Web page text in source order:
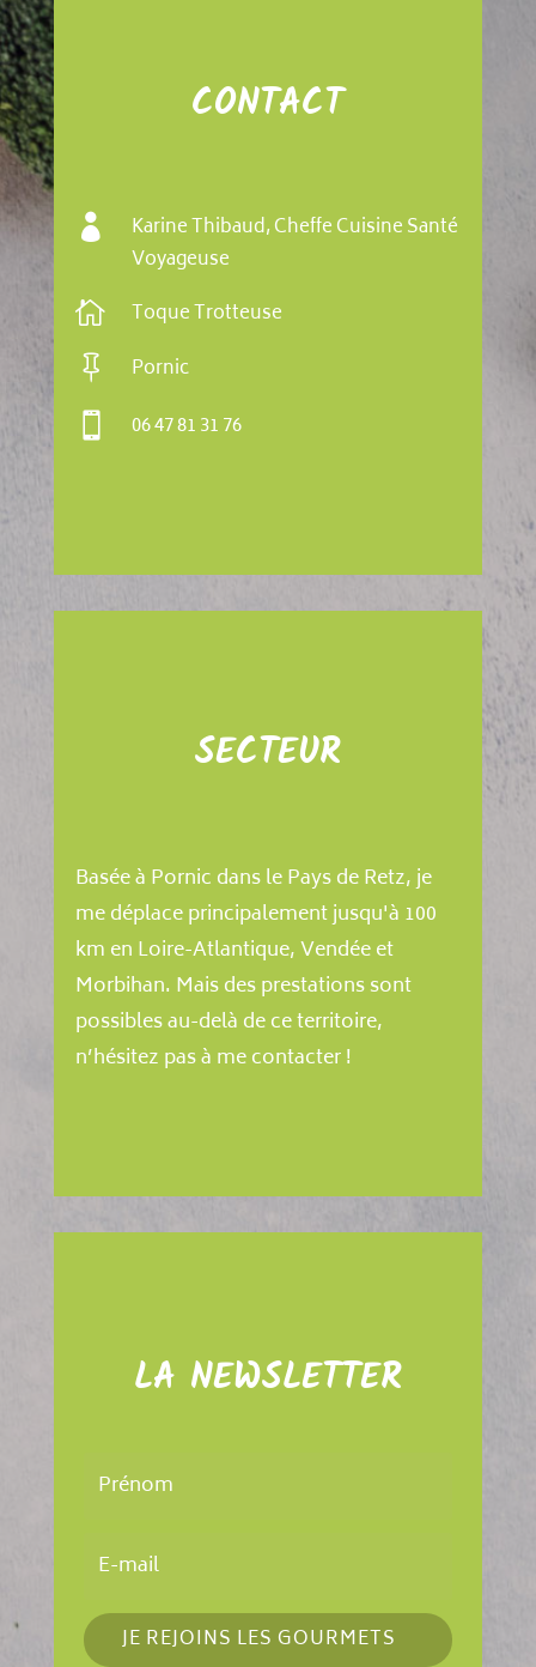
CONTACT

Karine Thibaud, Cheffe Cuisine Santé
Voyageuse
 Toque Trotteuse
 Pornic
06 47 81 31 76
SECTEUR
Basée à Pornic dans le Pays de Retz, je
me déplace principalement jusqu'à 100
km en Loire-Atlantique, Vendée et
Morbihan. Mais des prestations sont
possibles au-delà de ce territoire,
n’hésitez pas à me contacter !
LA NEWSLETTER
JE REJOINS LES GOURMETS